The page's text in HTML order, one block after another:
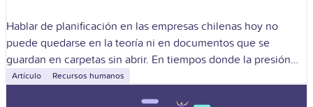
Hablar de planificación en las empresas chilenas hoy no
puede quedarse en la teoría ni en documentos que se
guardan en carpetas sin abrir. En tiempos donde la presión
por
Artículo Recursos humanos